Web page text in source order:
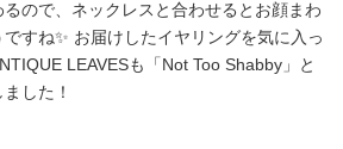
ので、ネックレスと合わせるとお顔まわ
すね✨ お届けしたイヤリングを気に入っ
LEAVESも「Not Too Shabby」と
した！